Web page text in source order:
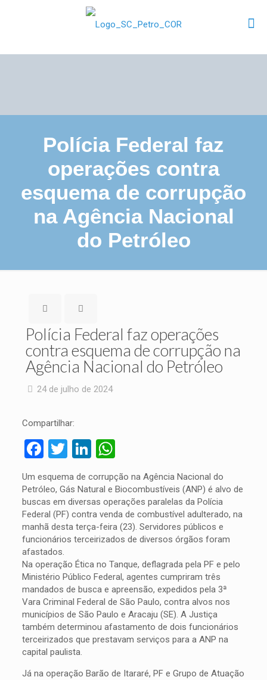
Polícia Federal faz
operações contra
esquema de corrupção
na Agência Nacional
do Petróleo
Polícia Federal faz operações
contra esquema de corrupção na
Agência Nacional do Petróleo
24 de julho de 2024
Compartilhar:
Facebook
TwitterLinkedIn
WhatsApp
Um esquema de corrupção na Agência Nacional do
Petróleo, Gás Natural e Biocombustíveis (ANP) é alvo de
buscas em diversas operações paralelas da Polícia
Federal (PF) contra venda de combustível adulterado, na
manhã desta terça-feira (23). Servidores públicos e
funcionários terceirizados de diversos órgãos foram
afastados.
Na operação Ética no Tanque, deflagrada pela PF e pelo
Ministério Público Federal, agentes cumpriram três
mandados de busca e apreensão, expedidos pela 3ª
Vara Criminal Federal de São Paulo, contra alvos nos
municípios de São Paulo e Aracaju (SE). A Justiça
também determinou afastamento de dois funcionários
terceirizados que prestavam serviços para a ANP na
capital paulista.
Já na operação Barão de Itararé, PF e Grupo de Atuação